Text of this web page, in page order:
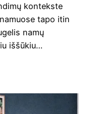
kontekste
tapo itin
namų
iššūkiu…